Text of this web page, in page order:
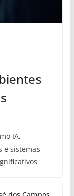
IA,
e sistemas